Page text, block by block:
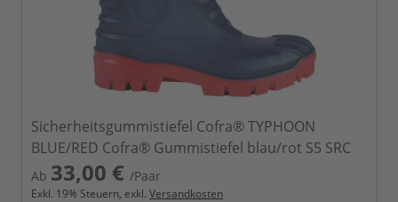
Sicherheitsgummistiefel Cofra® TYPHOON
BLUE/RED Cofra® Gummistiefel blau/rot S5 SRC
Ab 33,00 € /Paar
Exkl. 19% Steuern, exkl. Versandkosten